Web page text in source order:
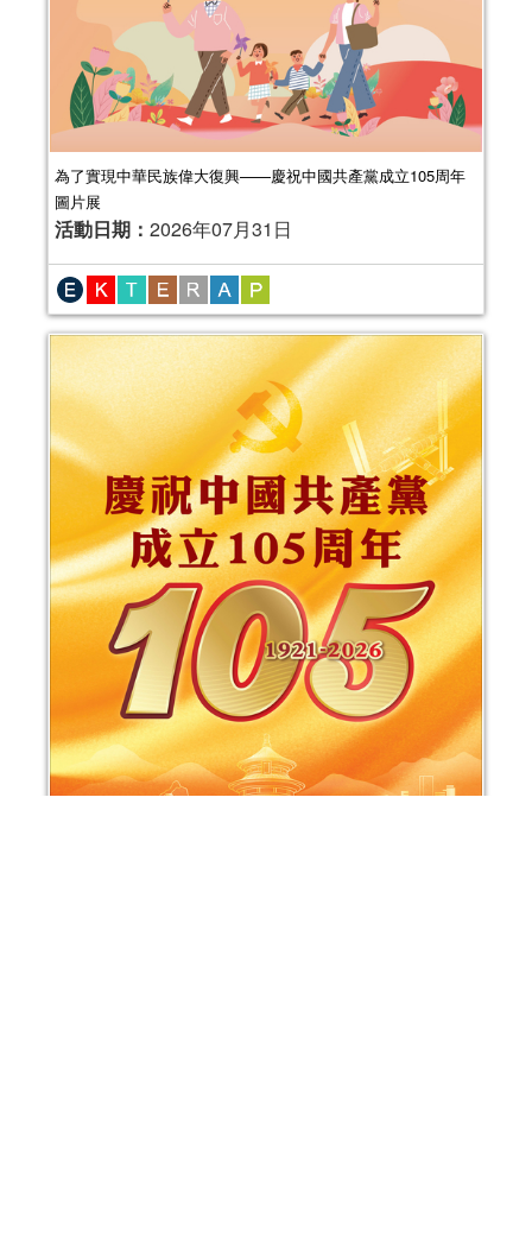
為了實現中華民族偉大復興——慶祝中國共產黨成立105周年
圖片展
活動日期： 2026年07月31日